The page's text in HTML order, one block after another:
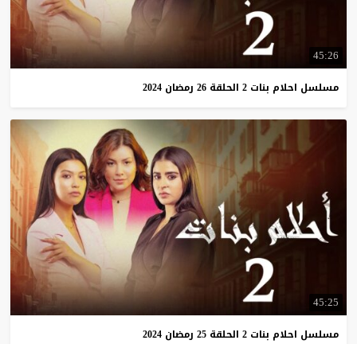
45:26
مسلسل احلام بنات 2 الحلقة 26 رمضان 2024
45:25
مسلسل احلام بنات 2 الحلقة 25 رمضان 2024